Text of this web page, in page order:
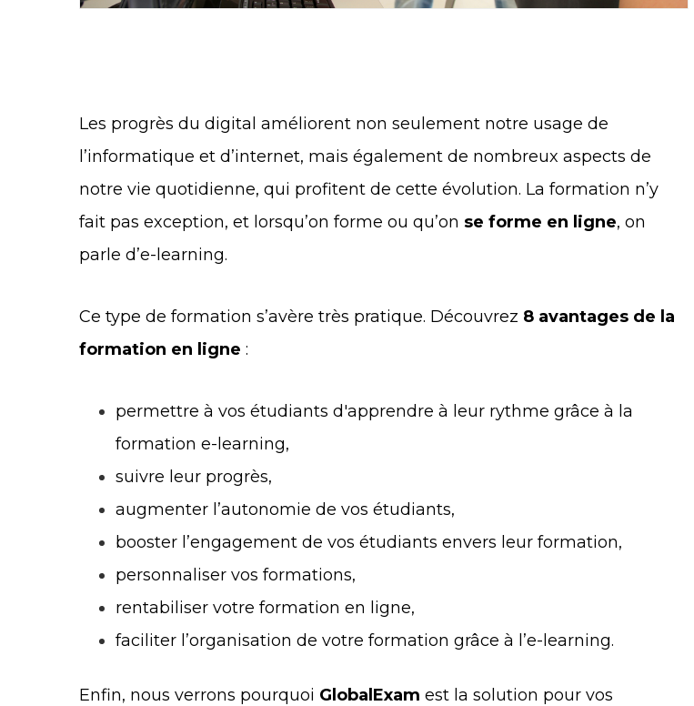
Les progrès du digital améliorent non seulement notre usage de
l’informatique et d’internet, mais également de nombreux aspects de
notre vie quotidienne, qui profitent de cette évolution. La formation n’y
fait pas exception, et lorsqu’on forme ou qu’on se forme en ligne, on
parle d’e-learning.
Ce type de formation s’avère très pratique. Découvrez 8 avantages de la
formation en ligne :
permettre à vos étudiants d'apprendre à leur rythme grâce à la
formation e-learning,
suivre leur progrès,
augmenter l’autonomie de vos étudiants,
booster l’engagement de vos étudiants envers leur formation,
personnaliser vos formations,
rentabiliser votre formation en ligne,
faciliter l’organisation de votre formation grâce à l’e-learning.
Enfin, nous verrons pourquoi GlobalExam est la solution pour vos